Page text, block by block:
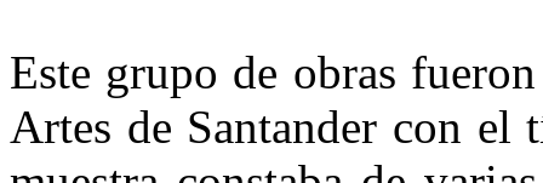
Este grupo de obras
Artes de Santander con